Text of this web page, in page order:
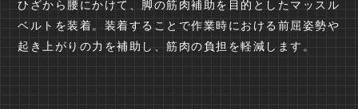
ひざから腰にかけて、脚の筋肉補助を目的としたマッスル
ベルトを装着。装着することで作業時における前屈姿勢や
起き上がりの力を補助し、筋肉の負担を軽減します。